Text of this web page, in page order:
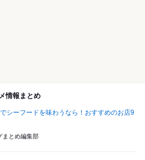
情報まとめ
シーフードを味わうなら！おすすめのお店9
まとめ編集部